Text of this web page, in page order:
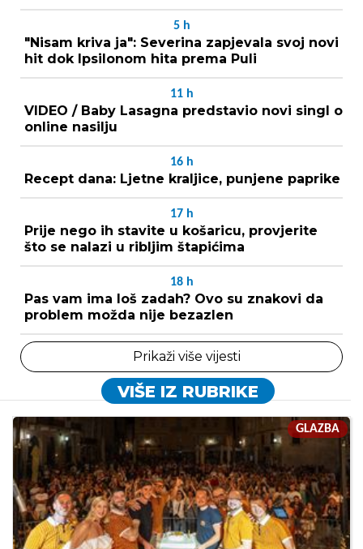
5 h
"Nisam kriva ja": Severina zapjevala svoj novi
hit dok Ipsilonom hita prema Puli
11 h
VIDEO / Baby Lasagna predstavio novi singl o
online nasilju
16 h
Recept dana: Ljetne kraljice, punjene paprike
17 h
Prije nego ih stavite u košaricu, provjerite
što se nalazi u ribljim štapićima
18 h
Pas vam ima loš zadah? Ovo su znakovi da
problem možda nije bezazlen
Prikaži više vijesti
VIŠE IZ RUBRIKE
GLAZBA